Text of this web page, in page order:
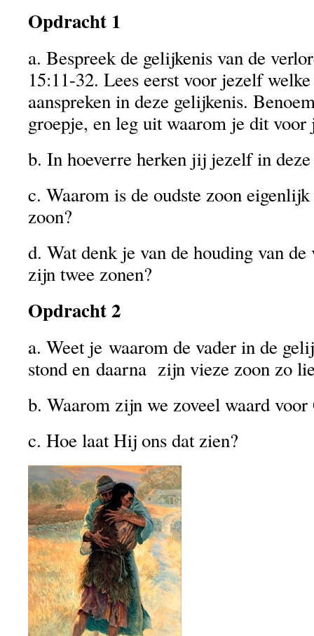
Opdracht 1
a. Bespreek de gelijkenis van de
15:11-32. Lees eerst voor jezelf
aanspreken in deze gelijkenis.
groepje, en leg uit waarom je dit
b. In hoeverre herken jij jezelf in
c. Waarom is de oudste zoon
zoon?
d. Wat denk je van de houding van
zijn twee zonen?
Opdracht 2
a. Weet je waarom de vader in de
stond en daarna zijn vieze zoon zo
b. Waarom zijn we zoveel waard voor
c. Hoe laat Hij ons dat zien?